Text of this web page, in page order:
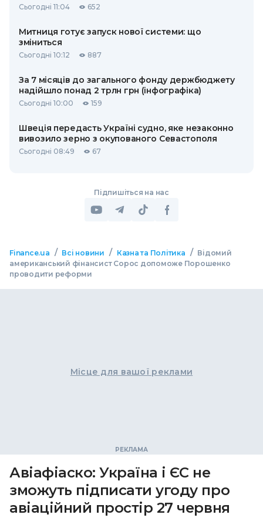
Сьогодні 11:04 652
Митниця готує запуск нової системи: що
зміниться
Сьогодні 10:12 887
За 7 місяців до загального фонду держбюджету
надійшло понад 2 трлн грн (інфографіка)
Сьогодні 10:00 159
Швеція передасть Україні судно, яке незаконно
вивозило зерно з окупованого Севастополя
Сьогодні 08:49 67
Підпишіться на нас
Finance.ua / Всі новини / Казна та Політика / Відомий
американський фінансист Сорос допоможе Порошенко
проводити реформи
Місце для вашої реклами
Авіафіаско: Україна і ЄС не
зможуть підписати угоду про
авіаційний простір 27 червня